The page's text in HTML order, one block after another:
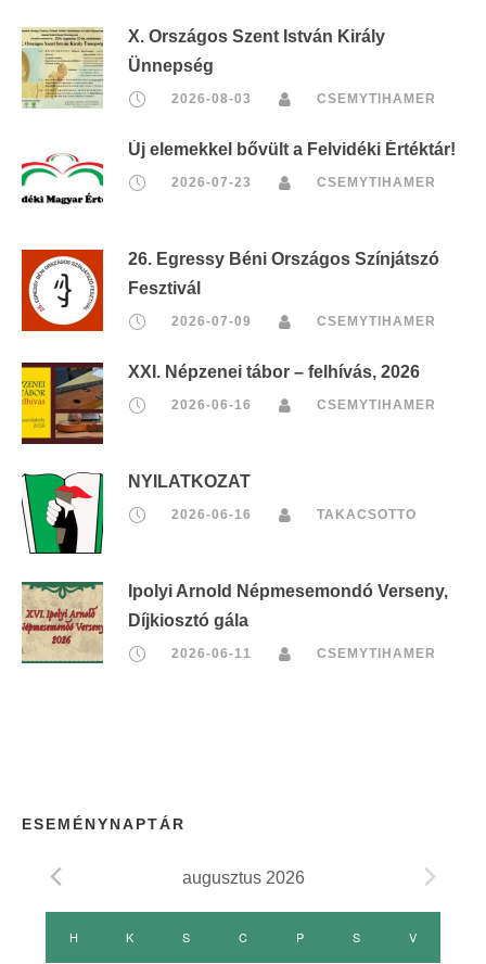
X. Országos Szent István Király
Ünnepség
2026-08-03 CSEMYTIHAMER
Új elemekkel bővült a Felvidéki Értéktár!
2026-07-23 CSEMYTIHAMER
26. Egressy Béni Országos Színjátszó
Fesztivál
2026-07-09 CSEMYTIHAMER
XXI. Népzenei tábor – felhívás, 2026
2026-06-16 CSEMYTIHAMER
NYILATKOZAT
2026-06-16 TAKACSOTTO
Ipolyi Arnold Népmesemondó Verseny,
Díjkiosztó gála
2026-06-11 CSEMYTIHAMER
ESEMÉNYNAPTÁR
augusztus 2026
EH K S CCSÜTÖRTÖK
PPÉNTEK SSZOMBAT
VVASÁRNAP